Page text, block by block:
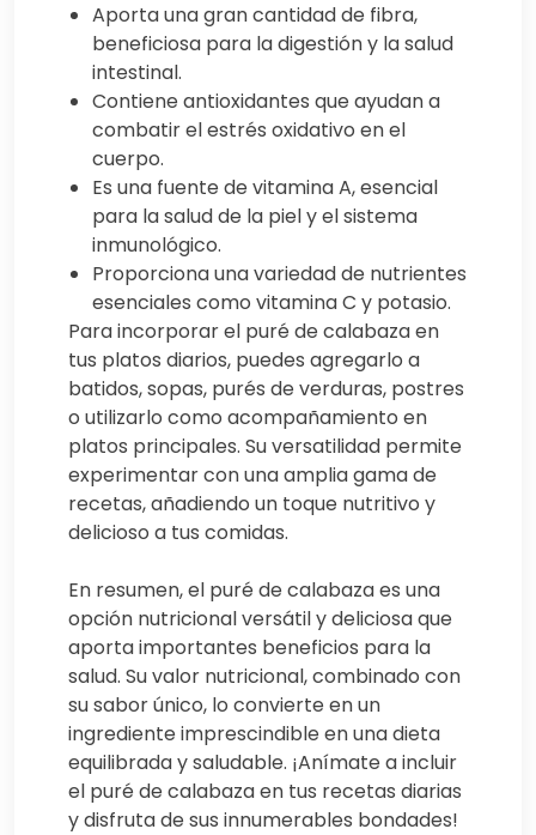
Aporta una gran cantidad de fibra,
beneficiosa para la digestión y la salud
intestinal.
Contiene antioxidantes que ayudan a
combatir el estrés oxidativo en el
cuerpo.
Es una fuente de vitamina A, esencial
para la salud de la piel y el sistema
inmunológico.
Proporciona una variedad de nutrientes
esenciales como vitamina C y potasio.
Para incorporar el puré de calabaza en
tus platos diarios, puedes agregarlo a
batidos, sopas, purés de verduras, postres
o utilizarlo como acompañamiento en
platos principales. Su versatilidad permite
experimentar con una amplia gama de
recetas, añadiendo un toque nutritivo y
delicioso a tus comidas.
En resumen, el puré de calabaza es una
opción nutricional versátil y deliciosa que
aporta importantes beneficios para la
salud. Su valor nutricional, combinado con
su sabor único, lo convierte en un
ingrediente imprescindible en una dieta
equilibrada y saludable. ¡Anímate a incluir
el puré de calabaza en tus recetas diarias
y disfruta de sus innumerables bondades!